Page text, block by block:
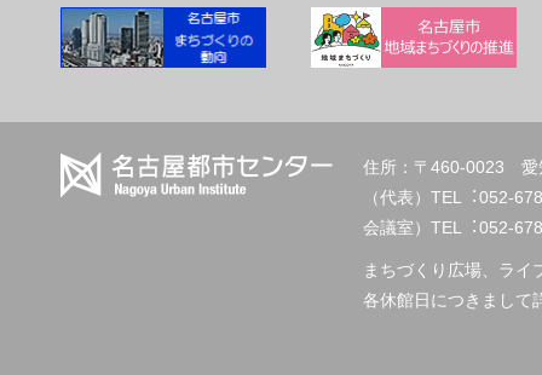
住所：〒460-0023 愛
（代表）
会議室）TEL︓052-
まちづくり広場、ライ
各休館日につきまして